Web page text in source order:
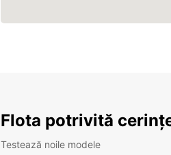
Flota potrivită
Testează noile modele